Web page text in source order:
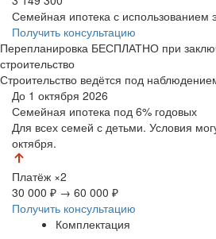
Семейная ипотека с использованием
Получить консультацию
Перепланировка БЕСПЛАТНО при
строительство
Строительство ведётся под
До 1 октября 2026
Семейная ипотека под 6% годовых
Для всех семей с детьми. Условия
октября.
Платёж ×2
30 000 ₽ → 60 000 ₽
Получить консультацию
Комплектация